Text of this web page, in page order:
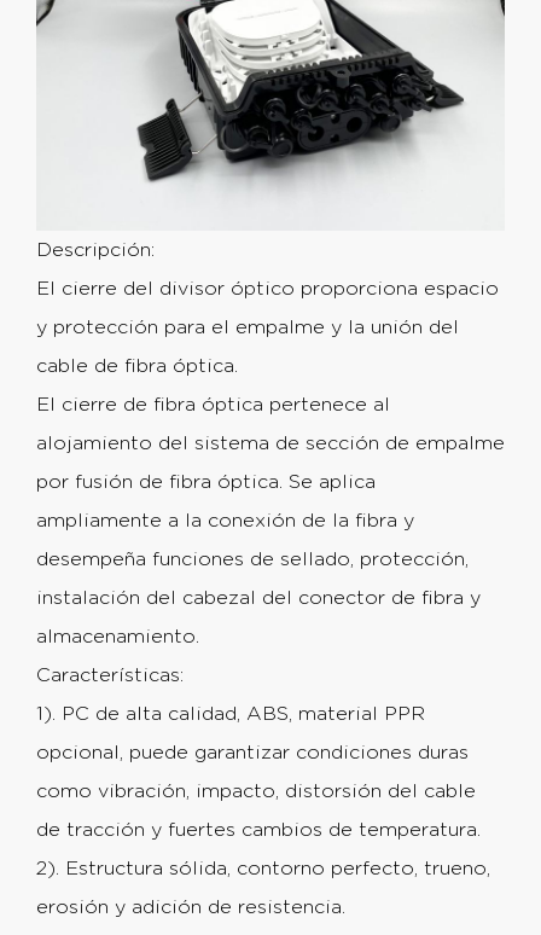
Descripción:
El cierre del divisor óptico proporciona espacio
y protección para el empalme y la unión del
cable de fibra óptica.
El cierre de fibra óptica pertenece al
alojamiento del sistema de sección de empalme
por fusión de fibra óptica. Se aplica
ampliamente a la conexión de la fibra y
desempeña funciones de sellado, protección,
instalación del cabezal del conector de fibra y
almacenamiento.
Características:
1). PC de alta calidad, ABS, material PPR
opcional, puede garantizar condiciones duras
como vibración, impacto, distorsión del cable
de tracción y fuertes cambios de temperatura.
2). Estructura sólida, contorno perfecto, trueno,
erosión y adición de resistencia.